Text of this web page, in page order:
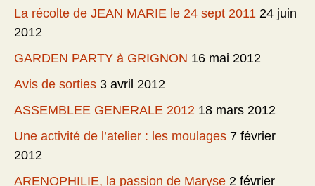
La récolte de JEAN MARIE le 24 sept 2011 24 juin
2012
GARDEN PARTY à GRIGNON 16 mai 2012
Avis de sorties 3 avril 2012
ASSEMBLEE GENERALE 2012 18 mars 2012
Une activité de l’atelier : les moulages 7 février
2012
ARENOPHILIE, la passion de Maryse 2 février